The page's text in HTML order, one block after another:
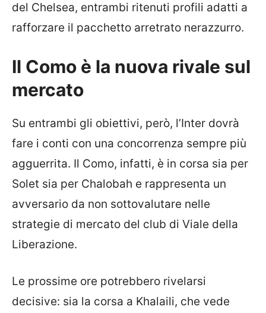
del Chelsea, entrambi ritenuti profili adatti a
rafforzare il pacchetto arretrato nerazzurro.
Il Como è la nuova rivale sul
mercato
Su entrambi gli obiettivi, però, l’Inter dovrà
fare i conti con una concorrenza sempre più
agguerrita. Il Como, infatti, è in corsa sia per
Solet sia per Chalobah e rappresenta un
avversario da non sottovalutare nelle
strategie di mercato del club di Viale della
Liberazione.
Le prossime ore potrebbero rivelarsi
decisive: sia la corsa a Khalaili, che vede